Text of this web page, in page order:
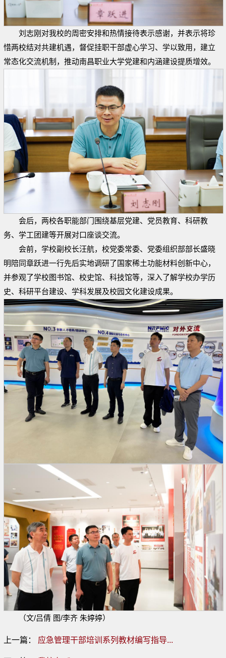
刘志刚对我校的周密安排和热情接待表示感谢，并表示将珍
惜两校结对共建机遇，督促挂职干部虚心学习、学以致用，建立
常态化交流机制，推动南昌职业大学党建和内涵建设提质增效。
会后，两校各职能部门围绕基层党建、党员教育、科研教
务、学工团建等开展对口座谈交流。
会前，学校副校长汪航，校党委常委、党委组织部部长盛晓
明陪同章跃进一行先后实地调研了国家稀土功能材料创新中心，
并参观了学校图书馆、校史馆、科技馆等，深入了解学校办学历
史、科研平台建设、学科发展及校园文化建设成果。
（文/吕倩 图/李齐 朱婷婷）
上一篇： 应急管理干部培训系列教材编写指导...